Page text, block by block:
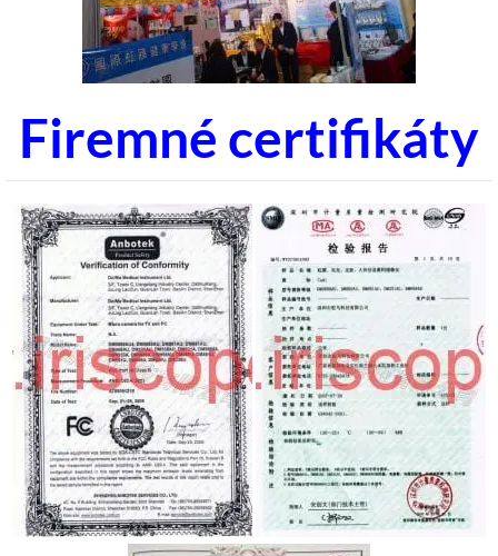
Firemné certifikáty